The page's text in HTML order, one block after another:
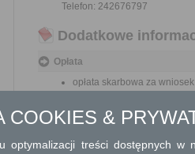
Telefon: 242676797
Dodatkowe
Opłata
opłata skarbowa za
opłata skarbowa za
Tryb odwoławczy
COOKIES &
optymalizacji treści dostępnych w